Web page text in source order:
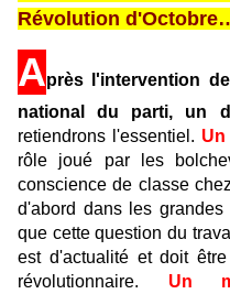
Révolution
Après l'intervention
national du parti, un
retiendrons l'essentiel.
rôle joué par les
conscience de classe
d'abord dans les
que cette question du
est d'actualité et doit
révolutionnaire. Un